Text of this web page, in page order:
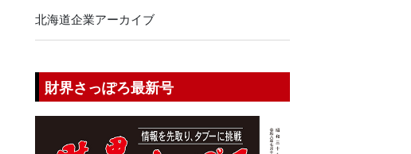
北海道企業アーカイブ
財界さっぽろ最新号